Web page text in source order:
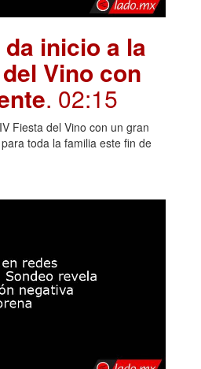
inicio a la
Vino con
. 02:15
Fiesta del Vino con un gran
toda la familia este fin de